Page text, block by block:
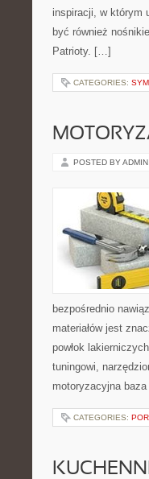
inspiracji, w którym
być również
Patrioty. […]
CATEGORIES:
POSTED BY ADMIN
bezpośrednio
materiałów jest
powłok
tuningowi,
motoryzacyjna
CATEGORIES: